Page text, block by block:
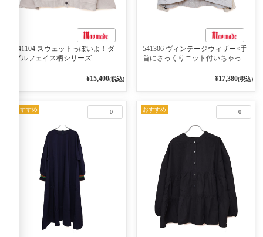
541104 スウェットっぽいよ！ダ
ブルフェイス柄シリーズ
2WAY プルオーバー 101オフベー
¥15,400(税込)
541306 ヴィンテージウィザー×手
首にさっくりニット付いちゃった
¥17,380(税込)
0
おすすめ 0
おすすめ